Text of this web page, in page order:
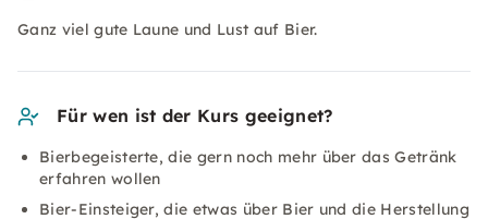
Ganz viel gute Laune und Lust auf Bier.
Für wen ist der Kurs geeignet?
Bierbegeisterte, die gern noch mehr über das Getränk
erfahren wollen
Bier-Einsteiger, die etwas über Bier und die Herstellung